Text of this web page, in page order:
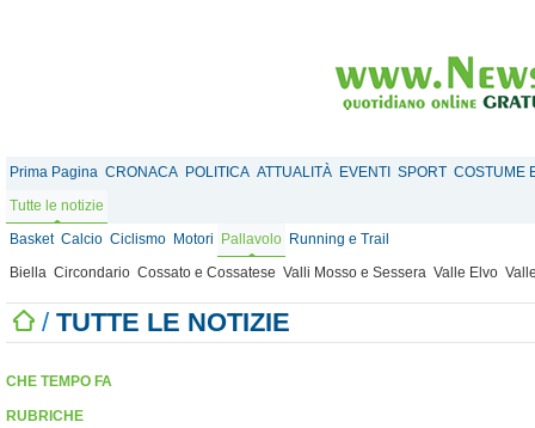
Prima Pagina CRONACA POLITICA ATTUALITÀ EVENTI SPORT COSTUME
Tutte le notizie
Basket Calcio Ciclismo Motori Pallavolo Running e Trail
Biella Circondario Cossato e Cossatese Valli Mosso e Sessera Valle Elvo
/ TUTTE LE NOTIZIE
CHE TEMPO FA
RUBRICHE